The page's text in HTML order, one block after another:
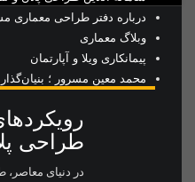
درباره دفتر طراحی معماری
وبلاگ معماری
پیمانکاری ویلا و آپارتمان
محمد معین مسرور ؛
طراحی
در دنیای معاصر،